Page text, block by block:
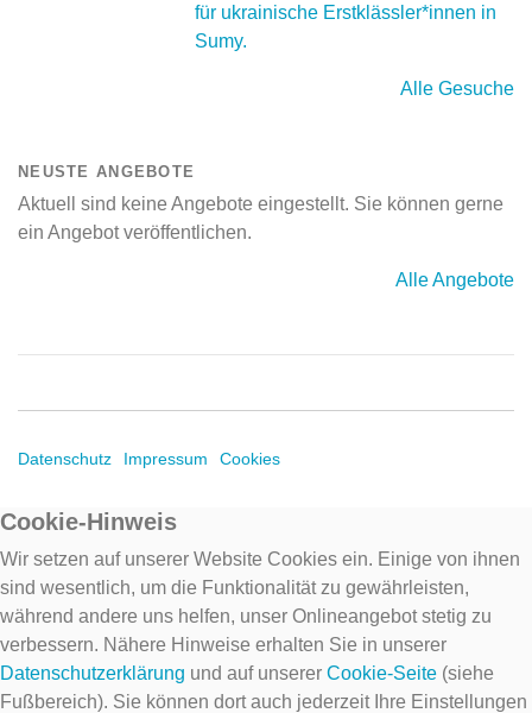
für ukrainische Erstklässler*innen in
Sumy.
Alle Gesuche
NEUSTE ANGEBOTE
Aktuell sind keine Angebote eingestellt. Sie können gerne
ein Angebot veröffentlichen.
Alle Angebote
Datenschutz Impressum Cookies
Cookie-Hinweis
Wir setzen auf unserer Website Cookies ein. Einige von ihnen
sind wesentlich, um die Funktionalität zu gewährleisten,
während andere uns helfen, unser Onlineangebot stetig zu
verbessern. Nähere Hinweise erhalten Sie in unserer
Datenschutzerklärung und auf unserer Cookie-Seite (siehe
Fußbereich). Sie können dort auch jederzeit Ihre Einstellungen